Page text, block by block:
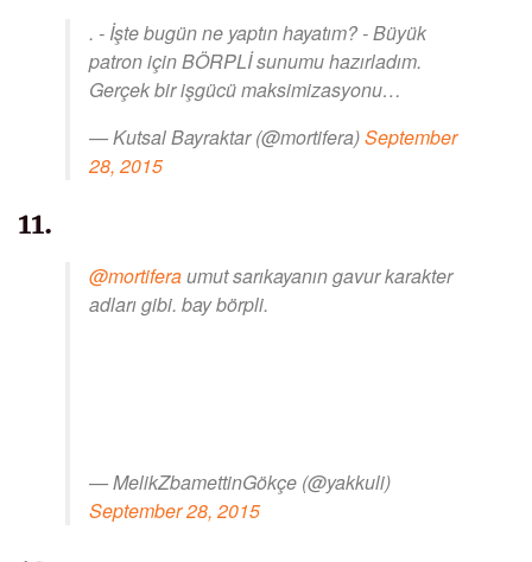
. - İşte bugün ne yaptın hayatım? - Büyük
patron için BÖRPLİ sunumu hazırladım.
Gerçek bir işgücü maksimizasyonu…
— Kutsal Bayraktar (@mortifera)September
28, 2015
11.
@mortiferaumut sarıkayanın gavur karakter
adları gibi. bay börpli.
— MelikZbamettinGökçe (@yakkuli)
September 28, 2015